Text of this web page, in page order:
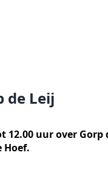
de Leij
uur over
Hoef.